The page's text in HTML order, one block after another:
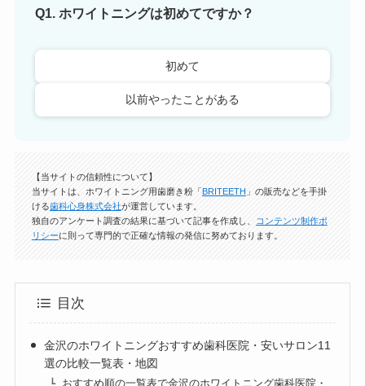
Q1. ホワイトニングは初めてですか？
初めて
以前やったことがある
【当サイトの信頼性について】
当サイトは、ホワイトニング用歯磨き粉「BRITEETH 」の販売などを手掛
ける歯科心身株式会社が運営しています。
独自のアンケート調査の結果に基づいて記事を作成し、 コンテンツ制作ポ
リシーに則って専門的で正確な情報の発信に努めております。
目次
金沢のホワイトニングおすすめ歯科医院・安いサロン11
選の比較一覧表・地図
おすすめ順の一覧表で金沢のホワイトニング歯科医院・